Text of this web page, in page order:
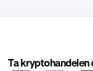
Ta kryptohandelen